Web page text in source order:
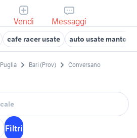
Vendi Messaggi
cafe racer usate auto usate mantova
Puglia Bari (Prov) Conversano
Filtri